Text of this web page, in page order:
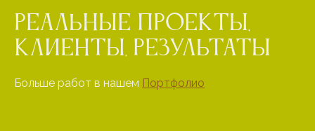
Реальные проекты,
клиенты, результаты
Больше работ в нашем Портфолио